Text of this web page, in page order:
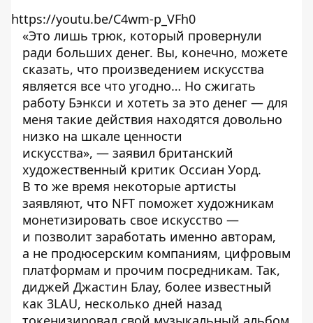
https://youtu.be/C4wm-p_VFh0
«Это лишь трюк, который провернули
ради больших денег. Вы, конечно, можете
сказать, что произведением искусства
является все что угодно… Но сжигать
работу Бэнкси и хотеть за это денег — для
меня такие действия находятся довольно
низко на шкале ценности
искусства», — заявил британский
художественный критик Оссиан Уорд.
В то же время некоторые артисты
заявляют, что NFT поможет художникам
монетизировать свое искусство —
и позволит заработать именно авторам,
а не продюсерским компаниям, цифровым
платформам и прочим посредникам. Так,
диджей Джастин Блау, более известный
как 3LAU, несколько дней назад